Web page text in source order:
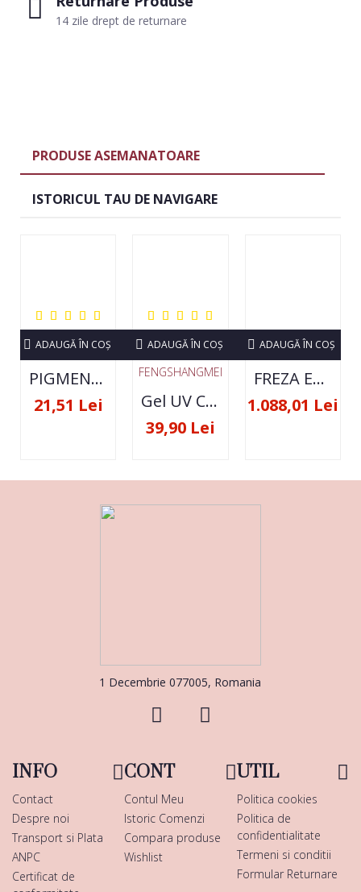
14 zile drept de returnare
PRODUSE ASEMANATOARE
ISTORICUL TAU DE NAVIGARE
PIGMENT NEON SET 12 CULORI
21,51 Lei
ADAUGĂ ÎN COŞ
FENGSHANGMEI
Gel UV Constructie FSM 50ML - 07
39,90 Lei
ADAUGĂ ÎN COŞ
FREZA ELECTRICA STRONG 210 35000 RPM- ORIGINALA
1.088,01 Lei
ADAUGĂ ÎN COŞ
1 Decembrie 077005, Romania
INFO
Contact
Despre noi
Transport si Plata
ANPC
Certificat de
CONT
Contul Meu
Istoric Comenzi
Compara produse
Wishlist
UTIL
Politica cookies
Politica de
confidentialitate
Termeni si conditii
Formular Returnare